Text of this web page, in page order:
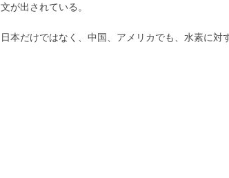
文が出されている。
日本だけではなく、中国、アメリカでも、水素に対